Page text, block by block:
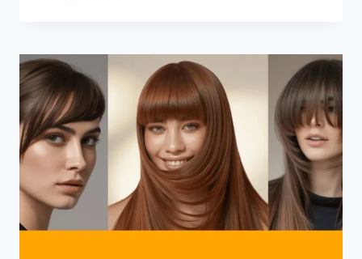
2026:
COLOR
CABELLO
ROJO
CEREZA
DOMINARÁ
LAS
TENDENCIAS